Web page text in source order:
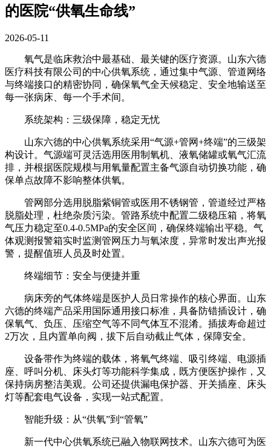
的医院“供氧生命线”
2026-05-11
氧气是临床救治中最基础、最关键的医疗资源。山东六德
医疗科技有限公司的中心供氧系统，通过集中气源、管道网络
与终端接口的精密协同，确保氧气全天候稳定、安全地输送至
每一张病床、每一个手术间。
系统架构：三级保障，稳定无忧
山东六德的中心供氧系统采用“气源+管网+终端”的三级架
构设计。气源端可灵活选用医用制氧机、液氧储罐或氧气汇流
排，并根据医院规模与用氧量配置主备气源自动切换功能，确
保单点故障不影响整体供氧。
管网部分选用脱脂紫铜管或医用不锈钢管，管道经过严格
脱脂处理，杜绝杂质污染。管路系统中配置二级稳压箱，将氧
气压力稳定至0.4-0.5MPa的安全区间，确保终端输出平稳。气
体观测报警箱实时监测管网压力与氧浓度，异常时发出声光报
警，提醒值班人员及时处置。
终端细节：安全与便捷并重
病床旁的气体终端是医护人员日常操作的核心界面。山东
六德的终端产品采用国际通用接口标准，具备防错插设计，确
保氧气、负压、压缩空气等不同气体互不混淆。插拔寿命超过
2万次，且内置单向阀，拔下后自动截止气体，保障安全。
设备带作为终端的载体，将氧气终端、吸引终端、电源插
座、呼叫分机、床头灯等功能科学集成，既方便医护操作，又
保持病房整洁美观。公司还提供漏电保护器、开关插座、床头
灯等配套电气设备，实现一站式配置。
智能升级：从“供氧”到“管氧”
新一代中心供氧系统已融入物联网技术。山东六德可为医